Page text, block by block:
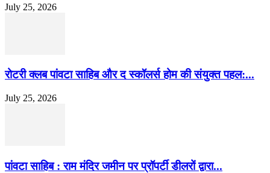
July 25, 2026
​रोटरी क्लब पांवटा साहिब और द स्कॉलर्स होम की संयुक्त पहल:...
July 25, 2026
पांवटा साहिब : राम मंदिर जमीन पर प्रॉपर्टी डीलरों द्वारा...